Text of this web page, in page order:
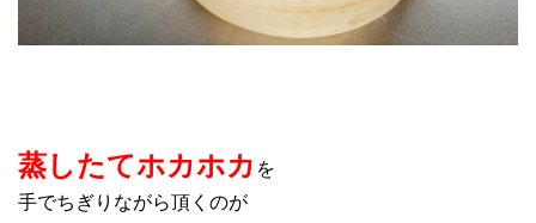
蒸したてホカホカ を
手でちぎりながら頂くのが